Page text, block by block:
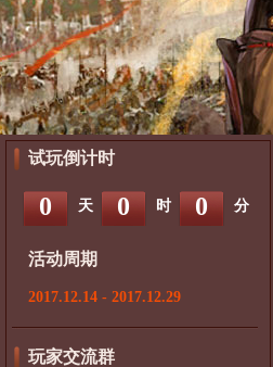
试玩倒计时
0 天 0 时 0 分
活动周期
2017.12.14 - 2017.12.29
玩家交流群